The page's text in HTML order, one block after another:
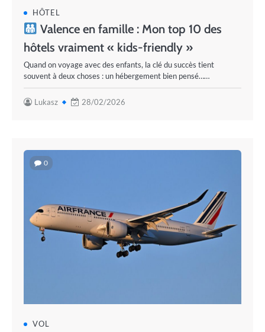
HÔTEL
Valence en famille : Mon top 10 des
hôtels vraiment « kids-friendly »
Quand on voyage avec des enfants, la clé du succès tient
souvent à deux choses : un hébergement bien pensé……
Lukasz 28/02/2026
0
VOL